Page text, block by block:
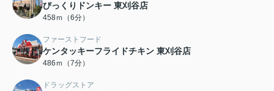
びっくりドンキー 東刈谷店
458ｍ（6分）
ファーストフード
ケンタッキーフライドチキン 東刈谷店
486ｍ（7分）
ドラッグストア